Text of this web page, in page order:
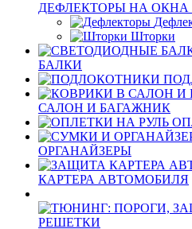
ДЕФЛЕКТОРЫ НА
Шторки
БАЛКИ
САЛОН И БАГАЖНИК
ОРГАНАЙЗЕРЫ
КАРТЕРА АВТОМОБИЛЯ